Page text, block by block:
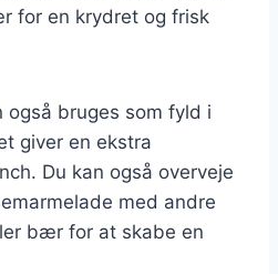
for en krydret og frisk
også bruges som fyld i
giver en ekstra
Du kan også overveje
med andre
bær for at skabe en